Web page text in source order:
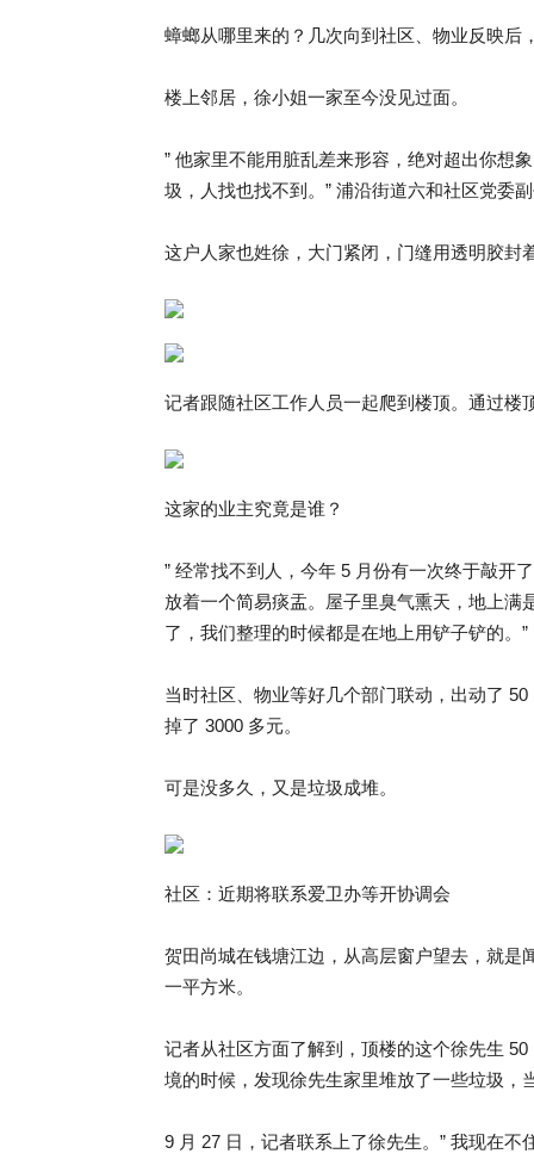
蟑螂从哪里来的？几次向到社区、物业反映后
楼上邻居，徐小姐一家至今没见过面。
” 他家里不能用脏乱差来形容，绝对超出你想
圾，人找也找不到。” 浦沿街道六和社区党委
这户人家也姓徐，大门紧闭，门缝用透明胶封
记者跟随社区工作人员一起爬到楼顶。通过楼
这家的业主究竟是谁？
” 经常找不到人，今年 5 月份有一次终于敲开
放着一个简易痰盂。屋子里臭气熏天，地上
了，我们整理的时候都是在地上用铲子铲的。”
当时社区、物业等好几个部门联动，出动了
掉了 3000 多元。
可是没多久，又是垃圾成堆。
社区：近期将联系爱卫办等开协调会
贺田尚城在钱塘江边，从高层窗户望去，就是
一平方米。
记者从社区方面了解到，顶楼的这个徐先生
境的时候，发现徐先生家里堆放了一些垃圾，
9 月 27 日，记者联系上了徐先生。” 我现在